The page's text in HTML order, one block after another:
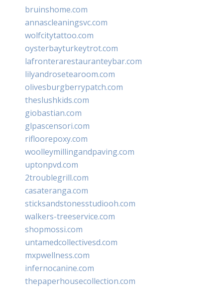
bruinshome.com
annascleaningsvc.com
wolfcitytattoo.com
oysterbayturkeytrot.com
lafronterarestauranteybar.com
lilyandrosetearoom.com
olivesburgberrypatch.com
theslushkids.com
giobastian.com
glpascensori.com
rifloorepoxy.com
woolleymillingandpaving.com
uptonpvd.com
2troublegrill.com
casateranga.com
sticksandstonesstudiooh.com
walkers-treeservice.com
shopmossi.com
untamedcollectivesd.com
mxpwellness.com
infernocanine.com
thepaperhousecollection.com